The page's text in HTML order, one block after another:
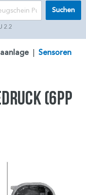
2.2
Suchen
| Sensoren
(6PP